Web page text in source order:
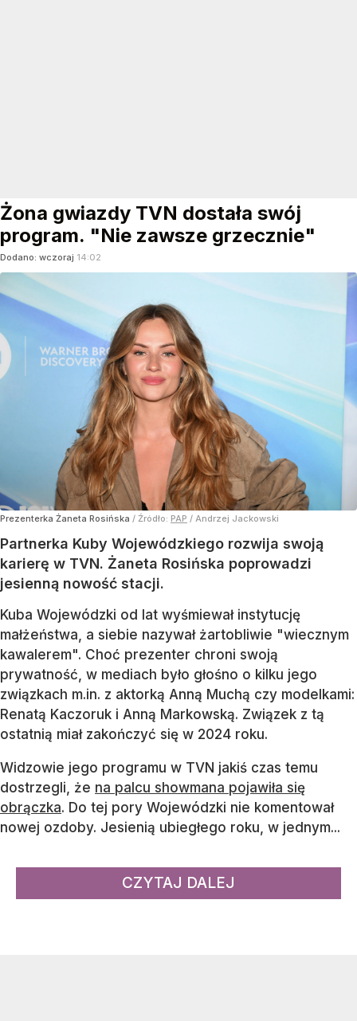
Żona gwiazdy TVN dostała swój
program. "Nie zawsze grzecznie"
Dodano: wczoraj 14:02
Prezenterka Żaneta Rosińska / Źródło: PAP / Andrzej Jackowski
Partnerka Kuby Wojewódzkiego rozwija swoją
karierę w TVN. Żaneta Rosińska poprowadzi
jesienną nowość stacji.
Kuba Wojewódzki od lat wyśmiewał instytucję
małżeństwa, a siebie nazywał żartobliwie "wiecznym
kawalerem". Choć prezenter chroni swoją
prywatność, w mediach było głośno o kilku jego
związkach m.in. z aktorką Anną Muchą czy modelkami:
Renatą Kaczoruk i Anną Markowską. Związek z tą
ostatnią miał zakończyć się w 2024 roku.
Widzowie jego programu w TVN jakiś czas temu
dostrzegli, że na palcu showmana pojawiła się
obrączka. Do tej pory Wojewódzki nie komentował
nowej ozdoby. Jesienią ubiegłego roku, w jednym...
CZYTAJ DALEJ